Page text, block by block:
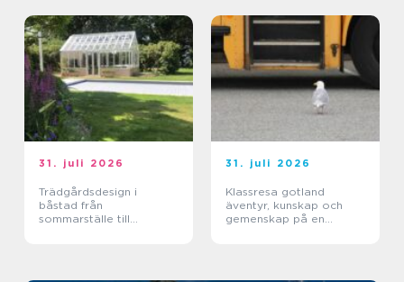
31. juli 2026
Trädgårdsdesign i
båstad från
sommarställe till
31. juli 2026
Klassresa gotland
äventyr, kunskap och
gemenskap på en